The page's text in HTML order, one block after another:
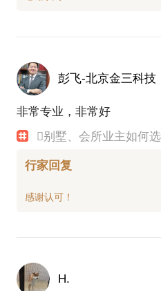
彭飞-北京金三科技
非常专业，非常好
别墅、会所业主如何
行家回复
H.